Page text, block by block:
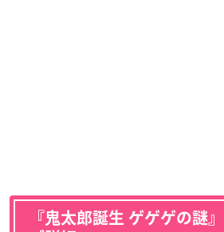
『鬼太郎誕生 ゲゲゲの謎